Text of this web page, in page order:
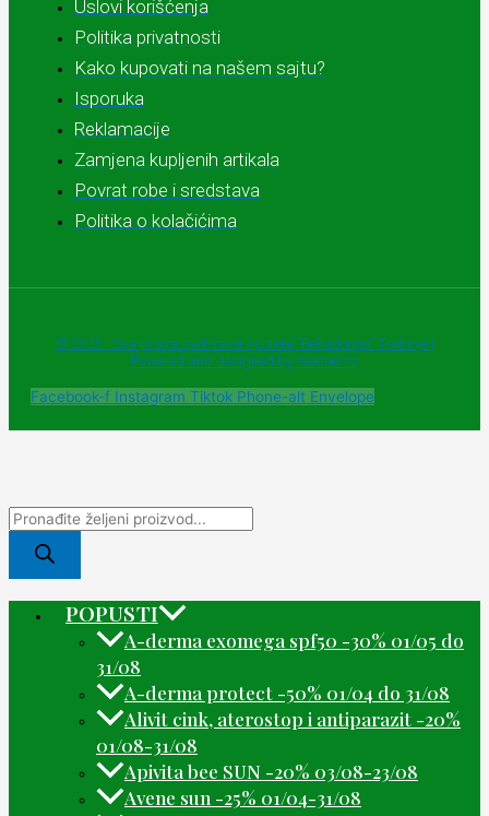
Uslovi korišćenja
Politika privatnosti
Kako kupovati na našem sajtu?
Isporuka
Reklamacije
Zamjena kupljenih artikala
Povrat robe i sredstava
Politika o kolačićima
© 2025 - Sva prava zadržava Apoteke "Belladonna" Trebinje |
Powered and designed by Webherzz
Facebook-f Instagram Tiktok Phone-alt Envelope
POPUSTI
A-derma exomega spf50 -30% 01/05 do
31/08
A-derma protect -50% 01/04 do 31/08
Alivit cink, aterostop i antiparazit -20%
01/08-31/08
Apivita bee SUN -20% 03/08-23/08
Avene sun -25% 01/04-31/08